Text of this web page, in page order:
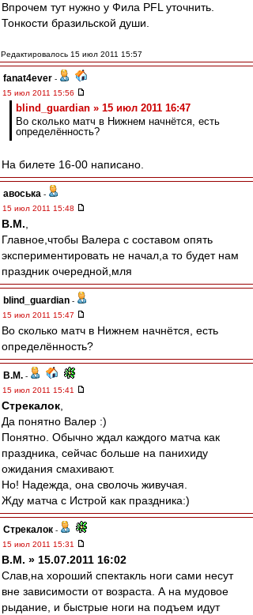
Впрочем тут нужно у Фила PFL уточнить.
Тонкости бразильской души.
Редактировалось 15 июл 2011 15:57
fanat4ever -
15 июл 2011 15:56
blind_guardian » 15 июл 2011 16:47
Во сколько матч в Нижнем начнётся, есть
определённость?
На билете 16-00 написано.
авоська -
15 июл 2011 15:48
В.М.
Главное,чтобы Валера с составом опять
экспериментировать не начал,а то будет нам
праздник очередной,мля
blind_guardian -
15 июл 2011 15:47
Во сколько матч в Нижнем начнётся, есть
определённость?
В.М. -
15 июл 2011 15:41
Стрекалок
Да понятно Валер :)
Понятно. Обычно ждал каждого матча как
праздника, сейчас больше на панихиду
ожидания смахивают.
Но! Надежда, она сволочь живучая.
Жду матча с Истрой как праздника:)
Стрекалок -
15 июл 2011 15:31
В.М. » 15.07.2011 16:02
Слав,на хороший спектакль ноги сами несут
вне зависимости от возраста. А на мудовое
рыдание, и быстрые ноги на подъем идут